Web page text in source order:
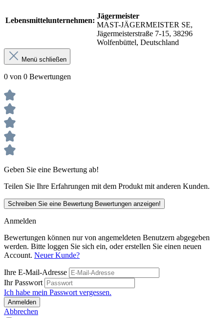
Lebensmittelunternehmen:
Jägermeister
MAST-JÄGERMEISTER SE,
Jägermeisterstraße 7-15, 38296
Wolfenbüttel, Deutschland
Menü schließen
0 von 0 Bewertungen
Geben Sie eine Bewertung ab!
Teilen Sie Ihre Erfahrungen mit dem Produkt mit anderen Kunden.
Schreiben Sie eine Bewertung Bewertungen anzeigen!
Anmelden
Bewertungen können nur von angemeldeten Benutzern abgegeben
werden. Bitte loggen Sie sich ein, oder erstellen Sie einen neuen
Account. Neuer Kunde?
Ihre E-Mail-Adresse
Ihr Passwort
Ich habe mein Passwort vergessen.
Anmelden
Abbrechen